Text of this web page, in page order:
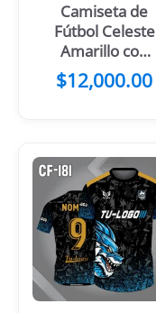
Camiseta de
Fútbol Celeste
Amarillo con
mangas negras
$12,000.00